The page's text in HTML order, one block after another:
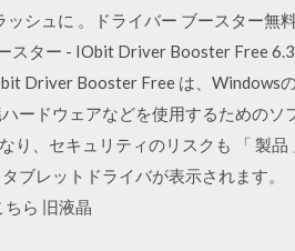
シュに 。ドライバー ブースター無
スター - IObit Driver Booster Free
Driver Booster Free は、Windows
ードウェアなどを使用するためのソ
り、セキュリティのリスクも 「 製
ブレットドライバが表示されます。
ら 旧液晶